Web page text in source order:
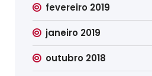
fevereiro 2019
janeiro 2019
outubro 2018